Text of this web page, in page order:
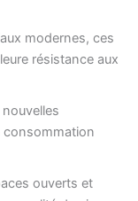
modernes, ces
résistance aux
consommation
ouverts et